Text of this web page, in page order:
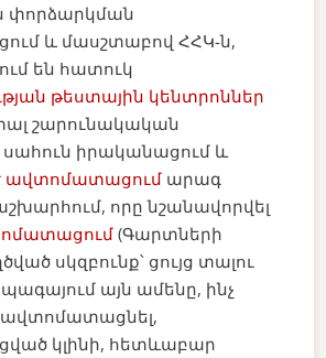
և մասշտաբով ՀՀԿ-ն,
են հատուկ
թեստային կենտրոններ
տալ շարունակական
սահուն իրականացում և
ավտոմատացում արագ
որը նշանավորվել
(Գարտների
սկզբունք՝ ցույց տալու
այն ամենը, ինչ
կլինի, հետևաբար